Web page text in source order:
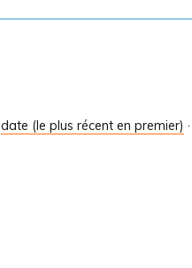
date (le plus récent en premier) ·